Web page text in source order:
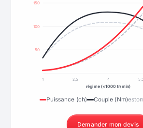
50
100
150
1 2,5 4
régime (×1000 tr/min)
Puissance (ch) Couple (Nm)
Demander mon devis